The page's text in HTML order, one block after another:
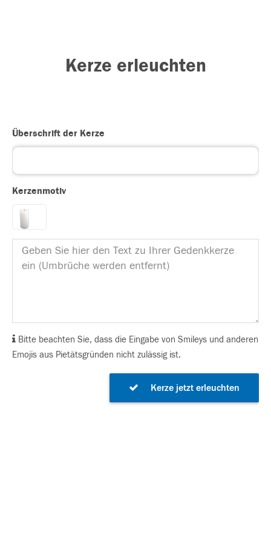
Kerze erleuchten
Überschrift der Kerze
Kerzenmotiv
Bitte beachten Sie, dass die Eingabe von Smileys und anderen
Emojis aus Pietätsgründen nicht zulässig ist.
Kerze jetzt erleuchten